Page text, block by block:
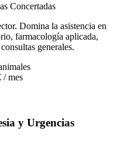
Concertadas
Domina la asistencia en
farmacología aplicada,
generales.
/ mes
y Urgencias